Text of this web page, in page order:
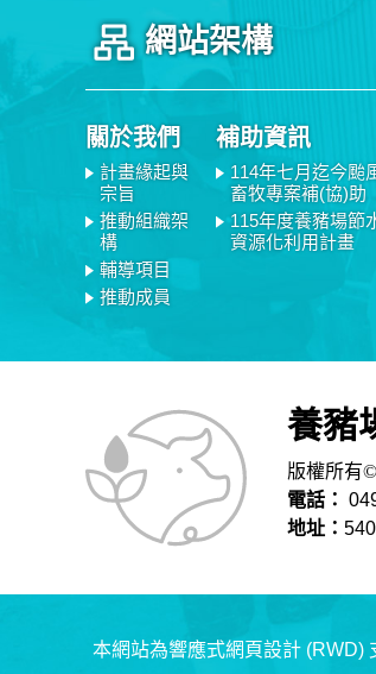
網站架構
關於我們
計畫緣起與
宗旨
推動組織架
構
輔導項目
推動成員
補助資訊
114年七月迄今颱
畜牧專案補(協)助
115年度養豬場節
資源化利用計畫
養豬
版權所有©
電話：
地址：
本網站為響應式網頁設計 (RWD)